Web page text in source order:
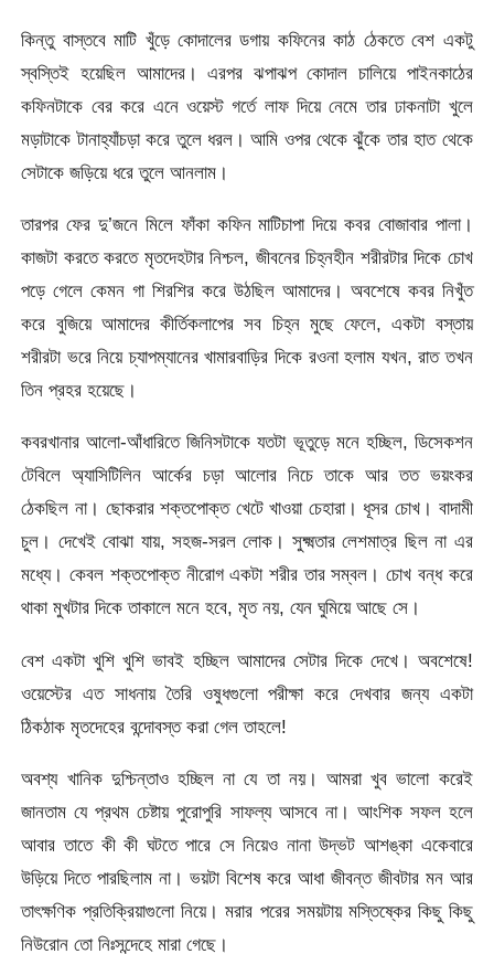
কিন্তু বাস্তবে মাটি খুঁড়ে কোদালের ডগায় কফিনের কাঠ ঠেকতে বেশ একটু
স্বস্তিই হয়েছিল আমাদের। এরপর ঝপাঝপ কোদাল চালিয়ে পাইনকাঠের
কফিনটাকে বের করে এনে ওয়েস্ট গর্তে লাফ দিয়ে নেমে তার ঢাকনাটা খুলে
মড়াটাকে টানাহ্যাঁচড়া করে তুলে ধরল। আমি ওপর থেকে ঝুঁকে তার হাত থেকে
সেটাকে জড়িয়ে ধরে তুলে আনলাম।
তারপর ফের দু’জনে মিলে ফাঁকা কফিন মাটিচাপা দিয়ে কবর বোজাবার পালা।
কাজটা করতে করতে মৃতদেহটার নিশ্চল, জীবনের চিহ্নহীন শরীরটার দিকে চোখ
পড়ে গেলে কেমন গা শিরশির করে উঠছিল আমাদের। অবশেষে কবর নিখুঁত
করে বুজিয়ে আমাদের কীর্তিকলাপের সব চিহ্ন মুছে ফেলে, একটা বস্তায়
শরীরটা ভরে নিয়ে চ্যাপম্যানের খামারবাড়ির দিকে রওনা হলাম যখন, রাত তখন
তিন প্রহর হয়েছে।
কবরখানার আলো-আঁধারিতে জিনিসটাকে যতটা ভূতুড়ে মনে হচ্ছিল, ডিসেকশন
টেবিলে অ্যাসিটিলিন আর্কের চড়া আলোর নিচে তাকে আর তত ভয়ংকর
ঠেকছিল না। ছোকরার শক্তপোক্ত খেটে খাওয়া চেহারা। ধূসর চোখ। বাদামী
চুল। দেখেই বোঝা যায়, সহজ-সরল লোক। সুক্ষ্মতার লেশমাত্র ছিল না এর
মধ্যে। কেবল শক্তপোক্ত নীরোগ একটা শরীর তার সম্বল। চোখ বন্ধ করে
থাকা মুখটার দিকে তাকালে মনে হবে, মৃত নয়, যেন ঘুমিয়ে আছে সে।
বেশ একটা খুশি খুশি ভাবই হচ্ছিল আমাদের সেটার দিকে দেখে। অবশেষে!
ওয়েস্টের এত সাধনায় তৈরি ওষুধগুলো পরীক্ষা করে দেখবার জন্য একটা
ঠিকঠাক মৃতদেহের বন্দোবস্ত করা গেল তাহলে!
অবশ্য খানিক দুশ্চিন্তাও হচ্ছিল না যে তা নয়। আমরা খুব ভালো করেই
জানতাম যে প্রথম চেষ্টায় পুরোপুরি সাফল্য আসবে না। আংশিক সফল হলে
আবার তাতে কী কী ঘটতে পারে সে নিয়েও নানা উদ্ভট আশঙ্কা একেবারে
উড়িয়ে দিতে পারছিলাম না। ভয়টা বিশেষ করে আধা জীবন্ত জীবটার মন আর
তাৎক্ষণিক প্রতিক্রিয়াগুলো নিয়ে। মরার পরের সময়টায় মস্তিষ্কের কিছু কিছু
নিউরোন তো নিঃসন্দেহে মারা গেছে।